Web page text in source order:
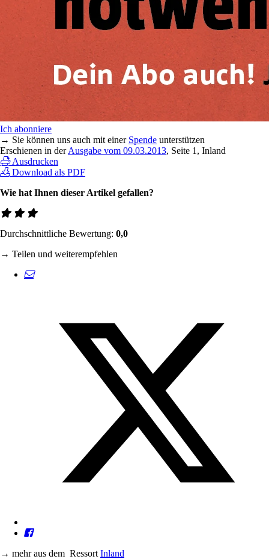
Ich abonniere
→ Sie können uns auch mit einer Spende unterstützen
Erschienen in derAusgabe vom 09.03.2013, Seite 1, Inland
Ausdrucken
Download als PDF
Wie hat Ihnen dieser Artikel gefallen?
Durchschnittliche Bewertung: 0,0
→ Teilen und weiterempfehlen
→ mehr aus dem Ressort Inland